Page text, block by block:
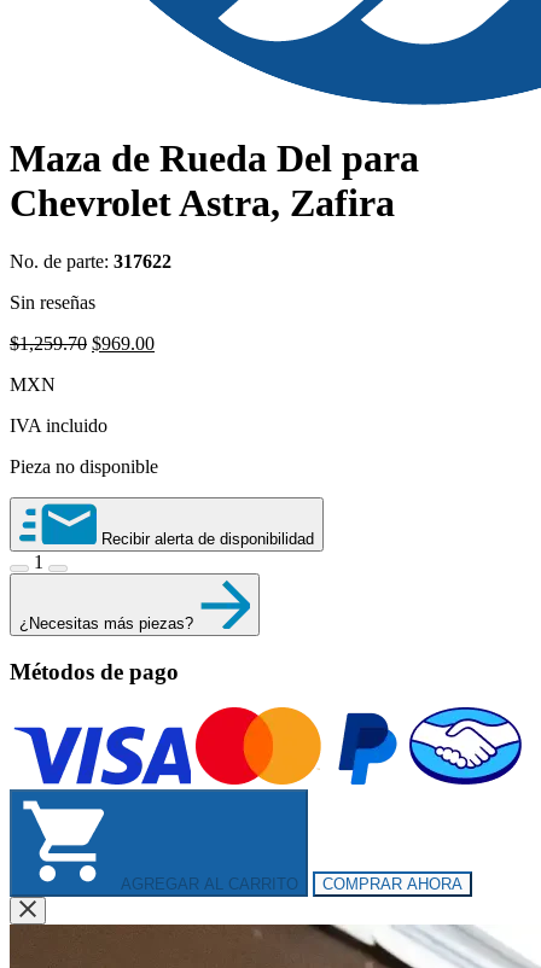
Maza de Rueda Del para
Chevrolet Astra, Zafira
No. de parte: 317622
Sin reseñas
$1,259.70 Original
$969.00Current
MXN
IVA incluido
Pieza no disponible
Recibir alerta de disponibilidad
1
¿Necesitas más piezas?
Métodos de pago
AGREGAR AL CARRITO COMPRAR AHORA